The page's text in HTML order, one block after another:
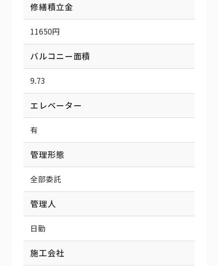
修繕積立金
11650円
バルコニー面積
9.73
エレベーター
有
管理形態
全部委託
管理人
日勤
施工会社